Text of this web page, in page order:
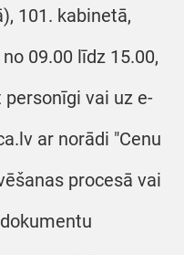
101. kabinetā,
09.00 līdz 15.00,
vai uz e-
ar norādi "Cenu
procesā vai